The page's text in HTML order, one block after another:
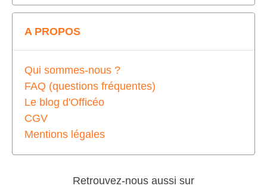
A PROPOS
Qui sommes-nous ?
FAQ (questions fréquentes)
Le blog d'Officéo
CGV
Mentions légales
Retrouvez-nous aussi sur